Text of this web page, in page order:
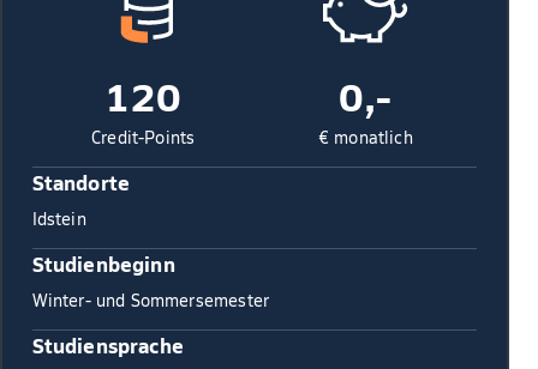
120
Credit-Points
0,-
€ monatlich
Standorte
Idstein
Studienbeginn
Winter- und Sommersemester
Studiensprache